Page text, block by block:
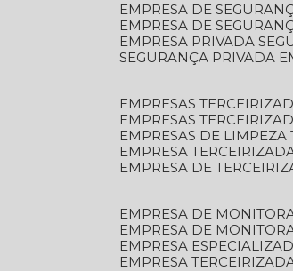
EMPRESA DE
EMPRESA DE
EMPRESA PRIVADA
SEGURANÇA PRIVADA
EMPRESAS
EMPRESAS
EMPRESAS DE
EMPRESA
EMPRESA DE
EMPRESA DE
EMPRESA DE
EMPRESA
EMPRESA